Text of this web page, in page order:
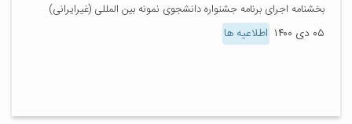
بخشنامه اجرای برنامه جشنواره دانشجوی نمونه بین المللی (غیرایرانی)
۰۵ دی ۱۴۰۰ اطلاعیه ها